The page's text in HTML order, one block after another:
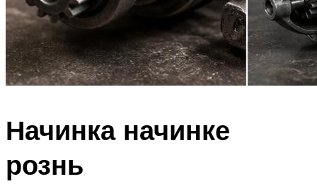
Начинка начинке
рознь